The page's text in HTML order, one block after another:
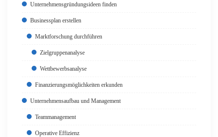
Unternehmensgründungsideen finden
Businessplan erstellen
Marktforschung durchführen
Zielgruppenanalyse
Wettbewerbsanalyse
Finanzierungsmöglichkeiten erkunden
Unternehmensaufbau und Management
Teammanagement
Operative Effizienz